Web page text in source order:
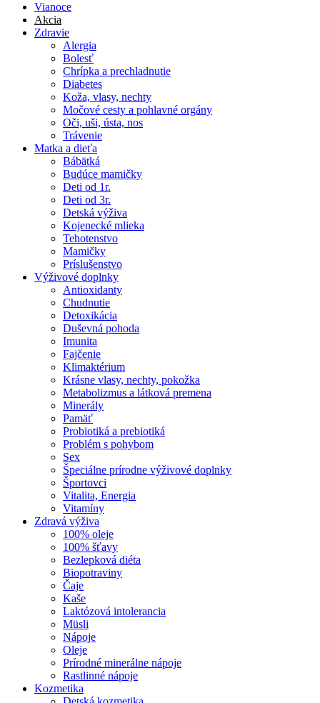
Vianoce
Akcia
Zdravie
Alergia
Bolesť
Chrípka a prechladnutie
Diabetes
Koža, vlasy, nechty
Močové cesty a pohlavné orgány
Oči, uši, ústa, nos
Trávenie
Matka a dieťa
Bábätká
Budúce mamičky
Deti od 1r.
Deti od 3r.
Detská výživa
Kojenecké mlieka
Tehotenstvo
Mamičky
Príslušenstvo
Výživové doplnky
Antioxidanty
Chudnutie
Detoxikácia
Duševná pohoda
Imunita
Fajčenie
Klimaktérium
Krásne vlasy, nechty, pokožka
Metabolizmus a látková premena
Minerály
Pamäť
Probiotiká a prebiotiká
Problém s pohybom
Sex
Špeciálne prírodne výživové doplnky
Športovci
Vitalita, Energia
Vitamíny
Zdravá výživa
100% oleje
100% šťavy
Bezlepková diéta
Biopotraviny
Čaje
Kaše
Laktózová intolerancia
Müsli
Nápoje
Oleje
Prírodné minerálne nápoje
Rastlinné nápoje
Kozmetika